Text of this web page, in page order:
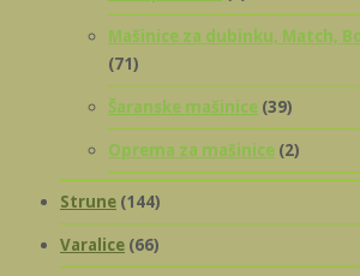
Mašinice za dubinku, Match,
(71)
Šaranske mašinice (39)
Oprema za mašinice (2)
Strune (144)
Varalice (66)